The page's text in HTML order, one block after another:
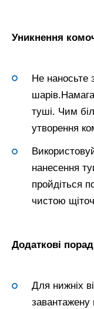
Уникнення
Не наносьте
туші. Чим
утворення
нанесення
пройдіться
чистою
Додаткові
Для нижніх
завантажену